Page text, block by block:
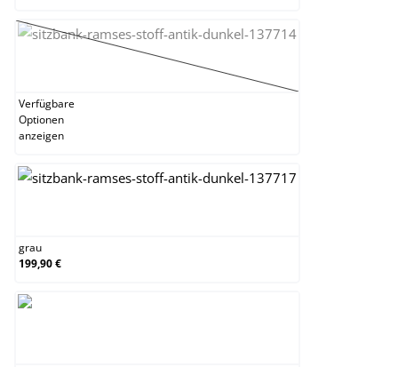
gelb
(Diese Option ist zurzeit nicht verfügbar.)
Verfügbare
Optionen
anzeigen
grau
199,90 €